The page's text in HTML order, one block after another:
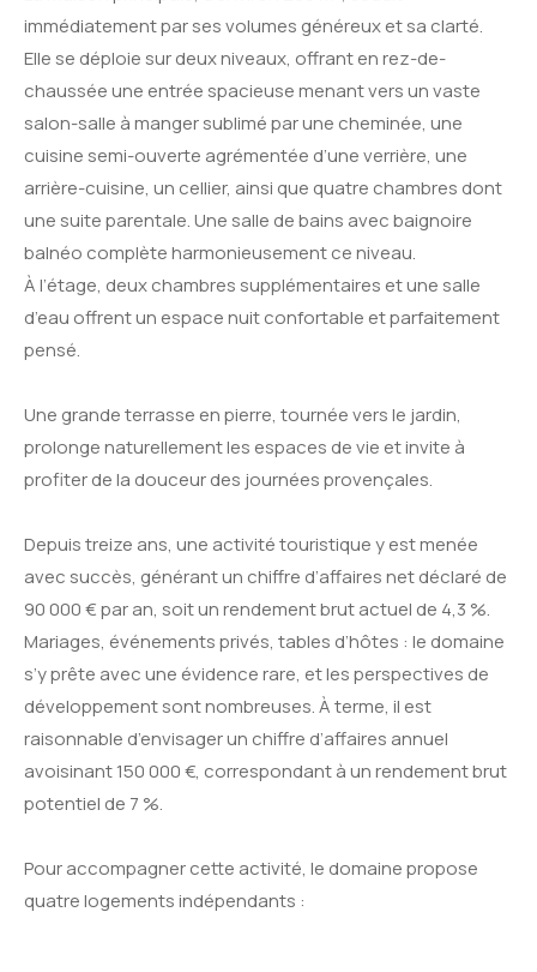
immédiatement par ses volumes généreux et sa clarté.
Elle se déploie sur deux niveaux, offrant en rez-de-
chaussée une entrée spacieuse menant vers un vaste
salon-salle à manger sublimé par une cheminée, une
cuisine semi-ouverte agrémentée d’une verrière, une
arrière-cuisine, un cellier, ainsi que quatre chambres dont
une suite parentale. Une salle de bains avec baignoire
balnéo complète harmonieusement ce niveau.
À l’étage, deux chambres supplémentaires et une salle
d’eau offrent un espace nuit confortable et parfaitement
pensé.
Une grande terrasse en pierre, tournée vers le jardin,
prolonge naturellement les espaces de vie et invite à
profiter de la douceur des journées provençales.
Depuis treize ans, une activité touristique y est menée
avec succès, générant un chiffre d’affaires net déclaré de
90 000 € par an, soit un rendement brut actuel de 4,3 %.
Mariages, événements privés, tables d’hôtes : le domaine
s’y prête avec une évidence rare, et les perspectives de
développement sont nombreuses. À terme, il est
raisonnable d’envisager un chiffre d’affaires annuel
avoisinant 150 000 €, correspondant à un rendement brut
potentiel de 7 %.
Pour accompagner cette activité, le domaine propose
quatre logements indépendants :